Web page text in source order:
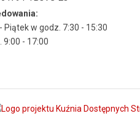
Piątek w godz. 7:30 - 15:30
9:00 - 17:00